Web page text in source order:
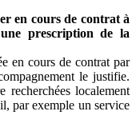
en cours de contrat à
prescription de la
en cours de contrat par
le justifie.
recherchées localement
par exemple un service